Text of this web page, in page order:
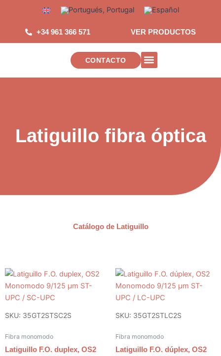
contenido
+34 961 366 571 VER PRODUCTOS
CONTACTO
Latiguillo fibra óptica
Catálogo de Latiguillo
SKU: 35GT2STSC2S
Fibra monomodo
Latiguillo F.O. duplex, OS2
SKU: 35GT2STLC2S
Fibra monomodo
Latiguillo F.O. dúplex, OS2